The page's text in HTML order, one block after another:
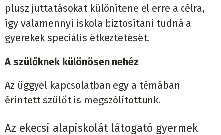
plusz juttatásokat különítene el erre a célra,
így valamennyi iskola biztosítani tudná a
gyerekek speciális étkeztetését.
A szülőknek különösen nehéz
Az üggyel kapcsolatban egy a témában
érintett szülőt is megszólítottunk.
Az ekecsi alapiskolát látogató gyermek